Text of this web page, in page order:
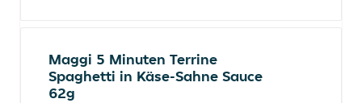
Maggi 5 Minuten Terrine
Spaghetti in Käse-Sahne Sauce
62g